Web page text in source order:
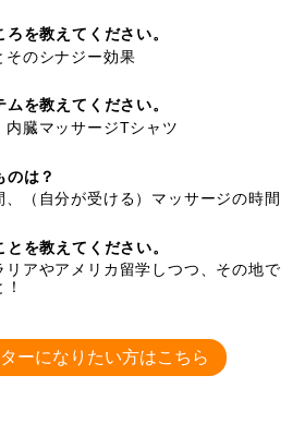
を教えてください。
そのシナジー効果
を教えてください。
臓マッサージTシャツ
は？
（自分が受ける）マッサージの時間
を教えてください。
アやアメリカ留学しつつ、その地で
ーになりたい方はこちら